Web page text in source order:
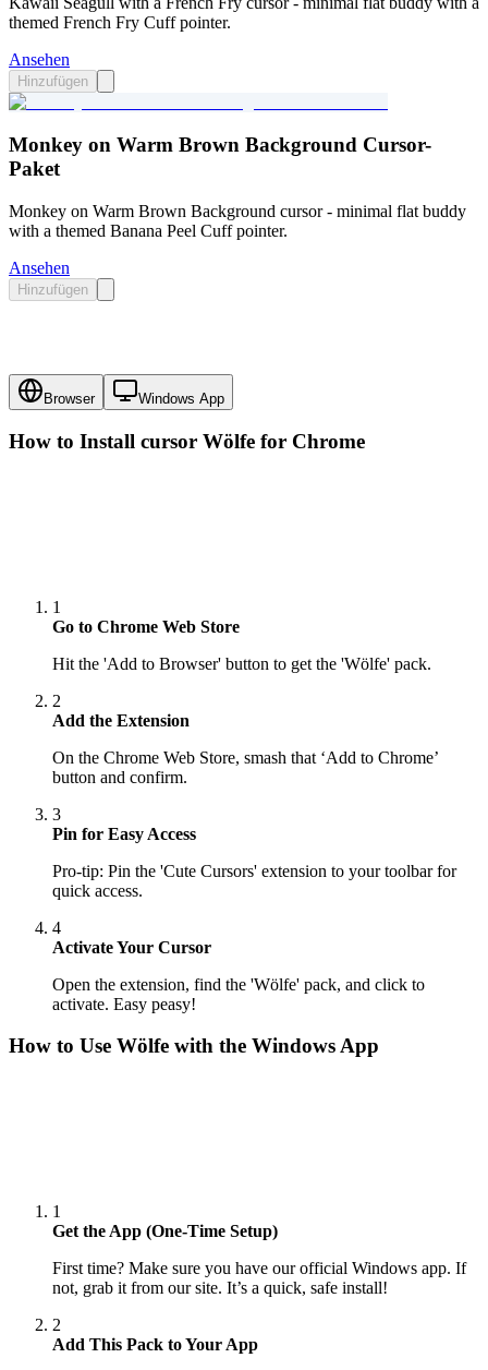
themed French Fry Cuff pointer.
Ansehen
Hinzufügen
Monkey on Warm Brown Background Cursor-
Paket
Monkey on Warm Brown Background cursor - minimal flat buddy
with a themed Banana Peel Cuff pointer.
Ansehen
Hinzufügen
Browser Windows App
How to Install cursor Wölfe for Chrome
1
Go to Chrome Web Store
Hit the 'Add to Browser' button to get the 'Wölfe' pack.
2
Add the Extension
On the Chrome Web Store, smash that ‘Add to Chrome’
button and confirm.
3
Pin for Easy Access
Pro-tip: Pin the 'Cute Cursors' extension to your toolbar for
quick access.
4
Activate Your Cursor
Open the extension, find the 'Wölfe' pack, and click to
activate. Easy peasy!
How to Use Wölfe with the Windows App
1
Get the App (One-Time Setup)
First time? Make sure you have our official Windows app. If
not, grab it from our site. It’s a quick, safe install!
2
Add This Pack to Your App